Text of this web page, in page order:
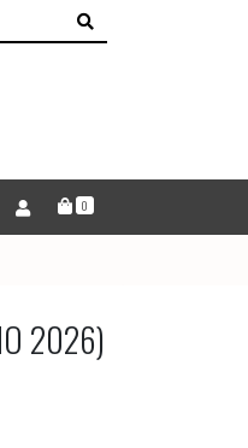
0
2026)